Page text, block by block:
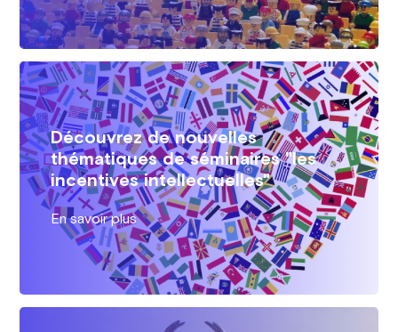
Découvrez de nouvelles
thématiques de séminaires "les
incentives intellectuelles"
En savoir plus